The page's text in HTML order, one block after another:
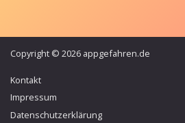
Copyright © 2026 appgefahren.de
Kontakt
Impressum
Datenschutzerklärung